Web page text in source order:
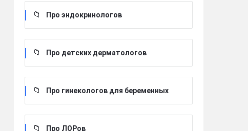
Про эндокринологов
Про детских дерматологов
Про гинекологов для беременных
Про ЛОРов